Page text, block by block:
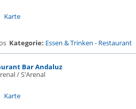
Karte
Kategorie: Essen & Trinken - Restaurant
Bar Andaluz
/ S'Arenal
Karte